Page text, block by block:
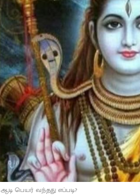
ஆடி பெயர் வந்தது எப்படி?